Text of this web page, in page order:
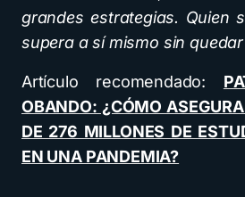
grandes estrategias. Quien
supera a sí mismo sin
Artículo recomendado:
OBANDO: ¿CÓMO
DE 276 MILLONES DE
EN UNA PANDEMIA?